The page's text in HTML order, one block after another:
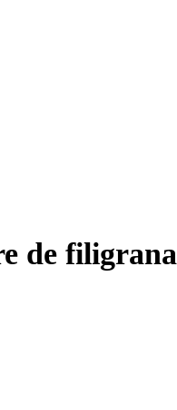
de filigrana